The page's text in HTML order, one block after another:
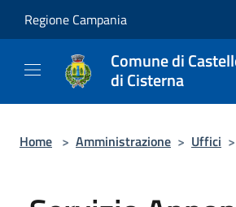
Regione Campania
Comune di
di Cisterna
Home > Amministrazione > Uffici >